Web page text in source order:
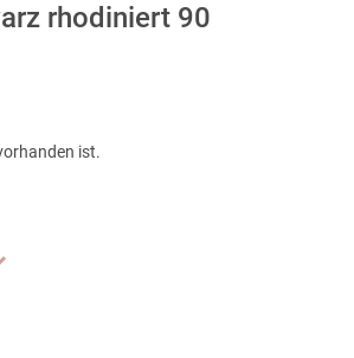
rhodiniert 90
ist.